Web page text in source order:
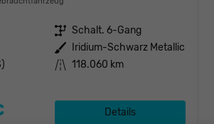
Getriebe Schalt. 6-Gang
Außenfarbe
Iridium-Schwarz Metallic
Kilometerstand 118.060 km
Details